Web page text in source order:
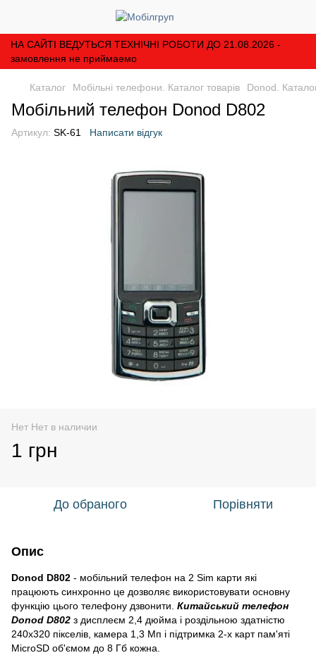
НА САЙТІ ВЕДУТЬСЯ ТЕХНІЧНІ РОБОТИ ДО 21.08.2026 -
замовлення не приймаемо
Каталог Мобільні телефони. Каталог товарів Donod.
Мобільний телефон Donod D802
Артикул: SK-61 Написати відгук
Нет Нет в наличии
1 грн
До обраного Порівняти
Опис
Donod D802 - мобільний телефон на 2 Sim карти які
працюють синхронно це дозволяє використовувати основну
функцію цього телефону дзвонити. Китайський телефон
Donod D802 з дисплеєм 2,4 дюйма і роздільною здатністю
240х320 пікселів, камера 1,3 Мп і підтримка 2-х карт пам'яті
MicroSD об'ємом до 8 Гб кожна.